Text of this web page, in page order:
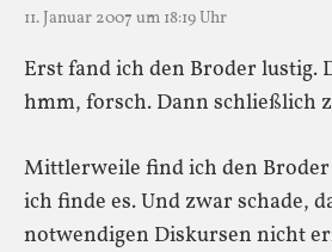
11. Januar 2007 um 18:19 Uhr
Erst fand ich den Broder lustig.
hmm, forsch. Dann schließlich
Mittlerweile find ich den
ich finde es. Und zwar schade,
notwendigen Diskursen nicht